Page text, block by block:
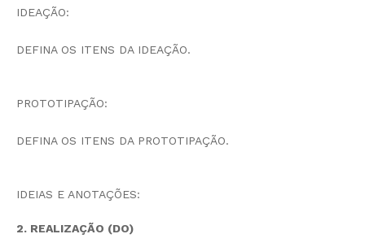
IDEAÇÃO:
DEFINA OS ITENS DA IDEAÇÃO.
PROTOTIPAÇÃO:
DEFINA OS ITENS DA PROTOTIPAÇÃO.
IDEIAS E ANOTAÇÕES:
2. REALIZAÇÃO (DO)